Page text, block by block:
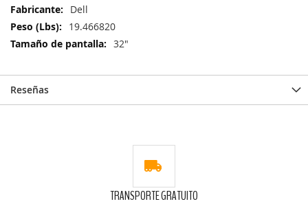
Más
Información
Dell
19.466820
32"
Reseñas
TRANSPORTE GRATUITO